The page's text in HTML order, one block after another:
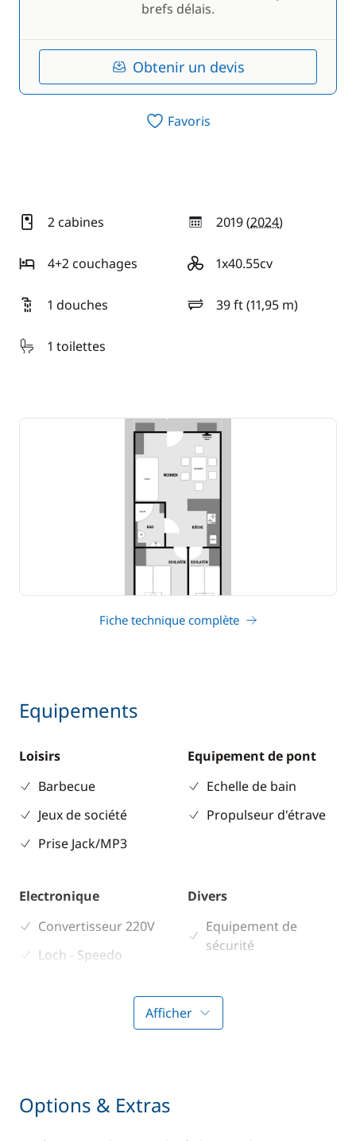
brefs délais.
Obtenir un devis
Favoris
2 cabines 2019 (2024)
année
4+2 couchages
1x40.55cv
motorisation
1 douches
39 ft (11,95 m)
longueur
1 toilettes
Fiche technique complète
Equipements
Loisirs
Barbecue
Jeux de société
Prise Jack/MP3
Equipement de pont
Echelle de bain
Propulseur d'étrave
Electronique
Convertisseur 220V
Loch - Speedo
Divers
Equipement de
sécurité
Confort
Afficher
Options & Extras